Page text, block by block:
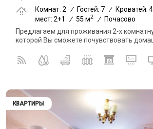
Комнат: 2 / Гостей: 7 / Кроватей: 4
мест: 2+1
/ 55 м2 /
Почасово
Предлагаем для проживания 2-х
которой Вы сможете почувствовать
КВАРТИРЫ